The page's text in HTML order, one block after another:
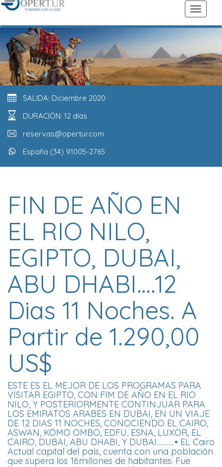
SALIDA: Diciembre 2020
DURACIÓN: 12 días
reservas@opertur.com
España (34) 91005-2765
FIN DE AÑO EN
EL RIO NILO,
EGIPTO, DUBAI,
ABU DHABI….12
Dias 11 Noches. A
Partir de 1.290,00
US$
ESTE ES EL MEJOR DE LOS PROGRAMAS PARA
VISITAR EGIPTO, CON FIM DE AÑO EN EL RIO
NILO, Y POSTERIORMENTE CONTINJUAR PARA
LOS EMIRATOS ARABES EN DUBAI, EN UN VIAJE
DE 12 DIAS 11 NOCHES, CONOCIENDO EL CAIRO,
ASWAN, KOMO OMBO, EDFU, ESNA, LUXOR, EL
CAIRO, DUBAI, ABU DHABI, Y DUBAI............• EL Cairo
Actual capital del país, cuenta con una población
que supera los 16millones de habitantes. Fue